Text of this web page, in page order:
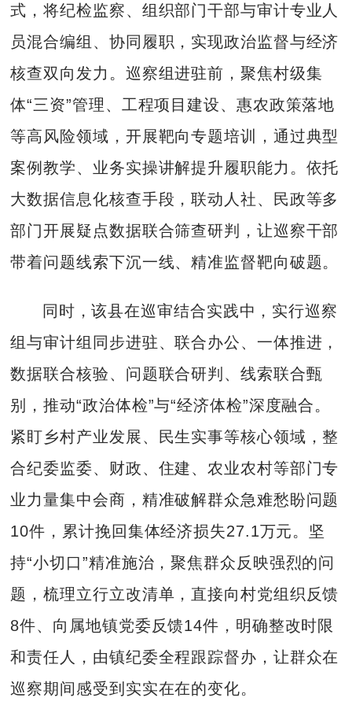
式，将纪检监察、组织部门干部与审计专业人
员混合编组、协同履职，实现政治监督与经济
核查双向发力。巡察组进驻前，聚焦村级集
体“三资”管理、工程项目建设、惠农政策落地
等高风险领域，开展靶向专题培训，通过典型
案例教学、业务实操讲解提升履职能力。依托
大数据信息化核查手段，联动人社、民政等多
部门开展疑点数据联合筛查研判，让巡察干部
带着问题线索下沉一线、精准监督靶向破题。
同时，该县在巡审结合实践中，实行巡察
组与审计组同步进驻、联合办公、一体推进，
数据联合核验、问题联合研判、线索联合甄
别，推动“政治体检”与“经济体检”深度融合。
紧盯乡村产业发展、民生实事等核心领域，整
合纪委监委、财政、住建、农业农村等部门专
业力量集中会商，精准破解群众急难愁盼问题
10件，累计挽回集体经济损失27.1万元。坚
持“小切口”精准施治，聚焦群众反映强烈的问
题，梳理立行立改清单，直接向村党组织反馈
8件、向属地镇党委反馈14件，明确整改时限
和责任人，由镇纪委全程跟踪督办，让群众在
巡察期间感受到实实在在的变化。